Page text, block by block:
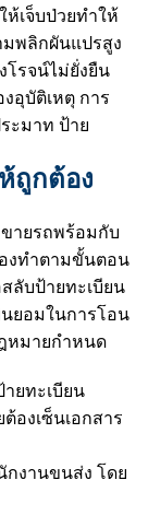
เจ็บป่วยทำให้
พลิกผันแปรสูง
โรจน์ไม่ยั่งยืน
อุบัติเหตุ การ
ะมาท ป้าย
ถูกต้อง
ายรถพร้อมกับ
งทำตามขั้นตอน
ลับป้ายทะเบียน
ยอมในการโอน
หมายกำหนด
ยทะเบียน
องเซ็นเอกสาร
งานขนส่ง โดย